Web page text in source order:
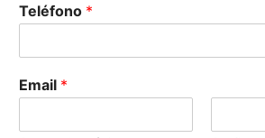
Teléfono *
Email *